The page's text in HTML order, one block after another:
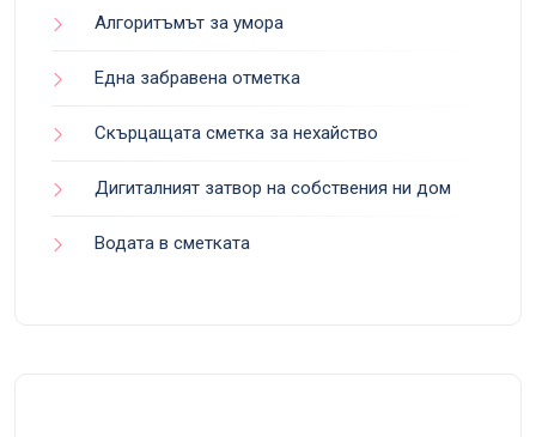
Алгоритъмът за умора
Една забравена отметка
Скърцащата сметка за нехайство
Дигиталният затвор на собствения ни дом
Водата в сметката